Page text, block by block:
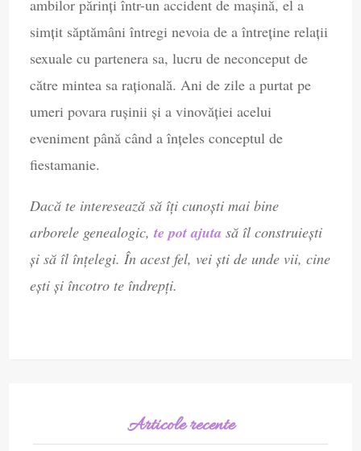
ambilor părinți într-un accident de mașină, el a
simțit săptămâni întregi nevoia de a întreține relații
sexuale cu partenera sa, lucru de neconceput de
către mintea sa rațională. Ani de zile a purtat pe
umeri povara rușinii și a vinovăției acelui
eveniment până când a înțeles conceptul de
fiestamanie.
Dacă te interesează să îți cunoști mai bine
arborele genealogic, te pot ajuta să îl construiești
și să îl înțelegi. În acest fel, vei ști de unde vii, cine
ești și încotro te îndrepți.
Articole recente